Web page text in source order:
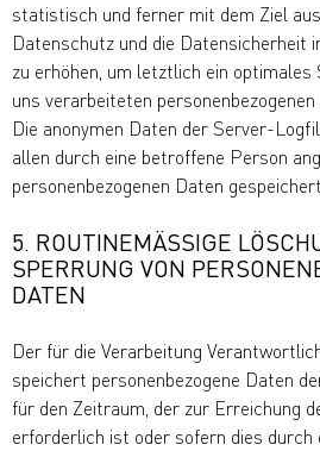
statistisch und ferner mit dem Ziel
Datenschutz und die Datensicherheit
zu erhöhen, um letztlich ein optimales
uns verarbeiteten
Die anonymen Daten der Server-
allen durch eine betroffene Person
personenbezogenen Daten
5. ROUTINEMÄSSIGE
PERRUNG VON
ATEN
Der für die Verarbeitung
speichert personenbezogene Daten
für den Zeitraum, der zur Erreichung
erforderlich ist oder sofern dies durch